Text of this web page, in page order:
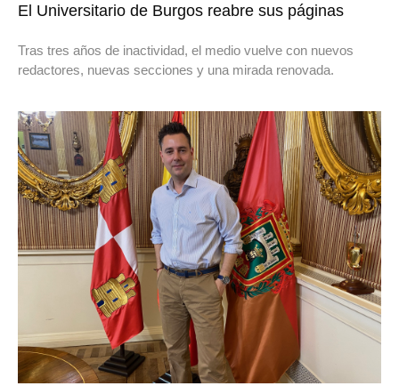
El Universitario de Burgos reabre sus páginas
Tras tres años de inactividad, el medio vuelve con nuevos
redactores, nuevas secciones y una mirada renovada.